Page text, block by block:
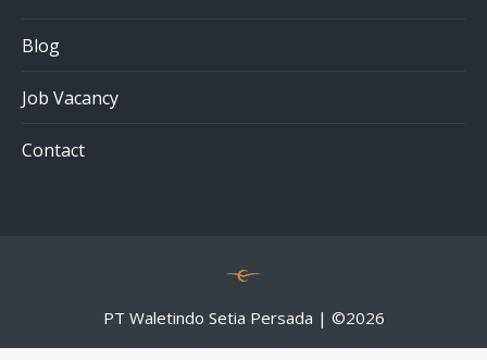
Blog
Job Vacancy
Contact
PT Waletindo Setia Persada | ©2026